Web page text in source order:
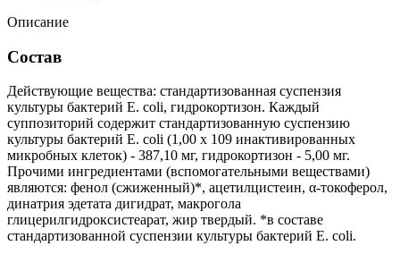
Описание
Состав
Действующие вещества: стандартизованная суспензия
культуры бактерий E. coli, гидрокортизон. Каждый
суппозиторий содержит стандартизованную суспензию
культуры бактерий E. coli (1,00 х 109 инактивированных
микробных клеток) - 387,10 мг, гидрокортизон - 5,00 мг.
Прочими ингредиентами (вспомогательными веществами)
являются: фенол (сжиженный)*, ацетилцистеин, α-токоферол,
динатрия эдетата дигидрат, макрогола
глицерилгидроксистеарат, жир твердый. *в составе
стандартизованной суспензии культуры бактерий E. coli.